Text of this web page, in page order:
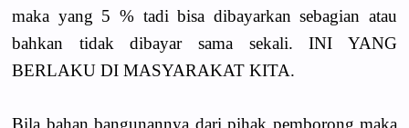
maka yang 5 % tadi bisa dibayarkan sebagian atau
bahkan tidak dibayar sama sekali. INI YANG
BERLAKU DI MASYARAKAT KITA.
Bila bahan bangunannya dari pihak pemborong maka